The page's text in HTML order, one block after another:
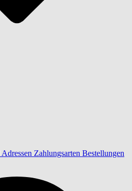
Adressen Zahlungsarten Bestellungen